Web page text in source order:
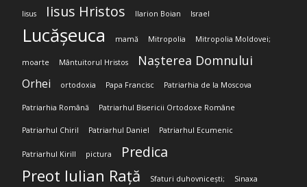
Iisus Iisus Hristos Ilarion Boian Israel
Lucășeuca mamă Mitropolia Mitropolia Moldovei;
moarte Mântuitorul Hristos Nașterea Domnului
Orhei ortodoxia Papa Francisc Patriarhia de la Moscova
Patriarhia Română Patriarhul Bisericii Ortodoxe Române
Patriarhul Chiril Patriarhul Daniel Patriarhul Ecumenic
Patriarhul Kirill pictura Predica
Preot Iulian Rață Sfaturi duhovnicești; Sinaxa